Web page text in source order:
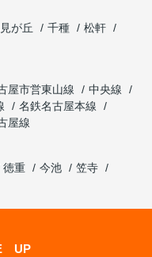
が丘 千種
松軒
屋市営東山線
中央線
名鉄名古屋本線
屋線
徳重 今池
笠寺
UP